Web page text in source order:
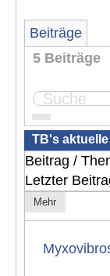
Beiträge
5 Beiträge
TB's
Beitrag /
Letzter
Mehr